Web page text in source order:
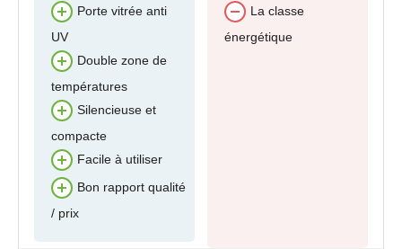
Porte vitrée anti
UV
Double zone de
températures
Silencieuse et
compacte
Facile à utiliser
Bon rapport qualité
/ prix
La classe
énergétique